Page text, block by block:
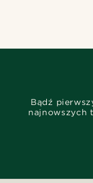
Bądź
najnowszych